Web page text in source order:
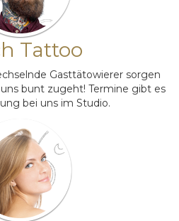
Tattoo
Gasttätowierer sorgen
bunt zugeht! Termine gibt es
bei uns im Studio.